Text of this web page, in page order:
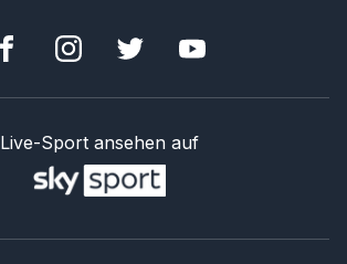
Live-Sport ansehen auf